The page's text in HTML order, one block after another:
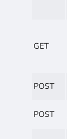
GET
POST
POST